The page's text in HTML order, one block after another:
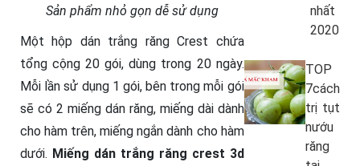
Sản phẩm nhỏ gọn dễ sử dụng
Một hộp dán trắng răng Crest chứa
tổng cộng 20 gói, dùng trong 20 ngày.
Mỗi lần sử dụng 1 gói, bên trong mỗi gói
sẽ có 2 miếng dán răng, miếng dài dành
cho hàm trên, miếng ngắn dành cho hàm
dưới. Miếng dán trắng răng crest 3d
nhất
2020
TOP
7cách
trị tụt
nướu
răng